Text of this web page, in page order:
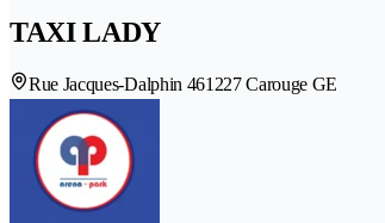
TAXI LADY
Rue Jacques-Dalphin 461227 Carouge GE